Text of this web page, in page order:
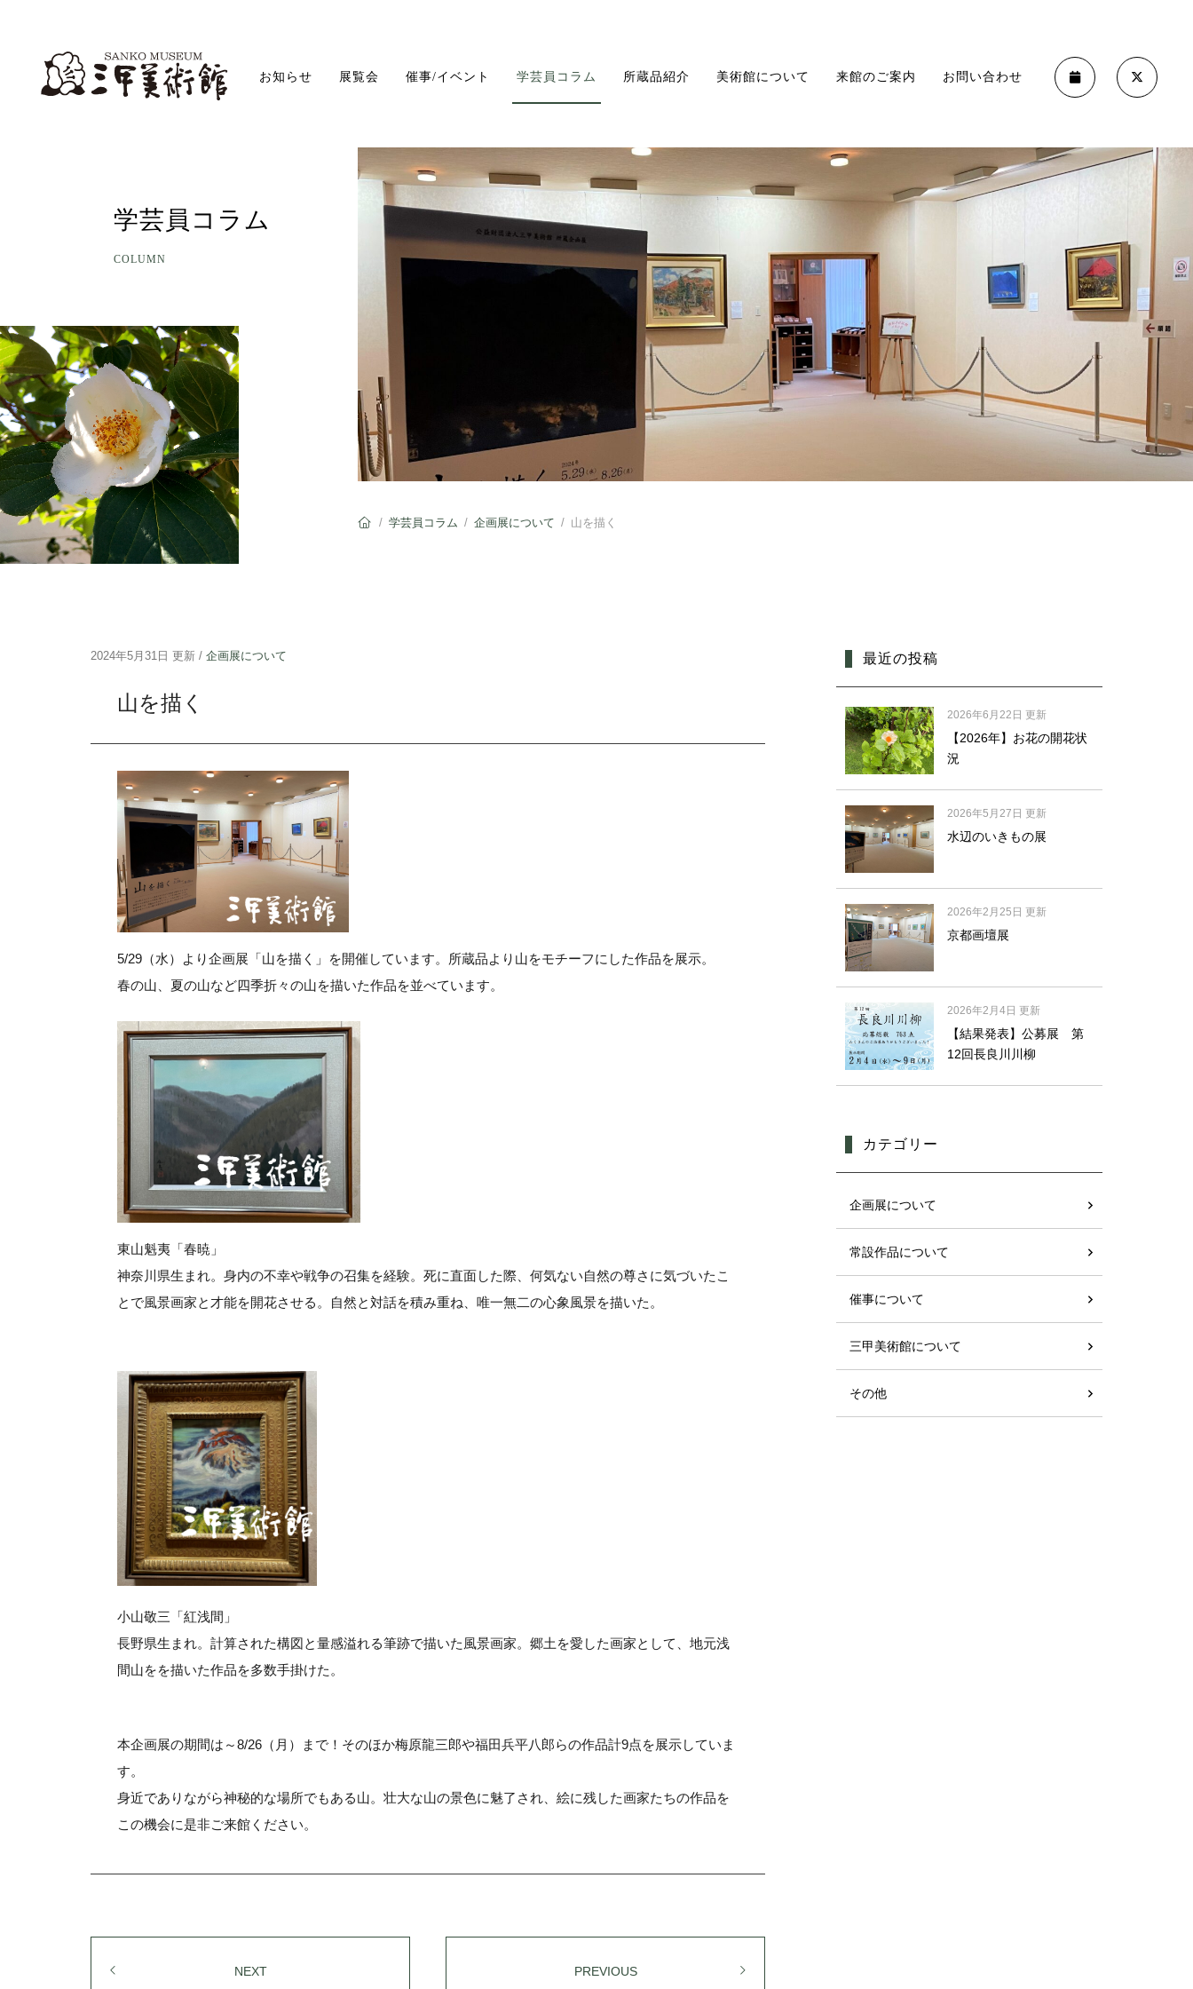
お知らせ 展覧会 催事/イベント 学芸員コラム 所蔵品紹介 美術館について 来館のご案内 お問い合わせ
学芸員コラム
COLUMN
/学芸員コラム /企画展について / 山を描く
2024年5月31日 更新 / 企画展について
山を描く
5/29（水）より企画展「山を描く」を開催しています。所蔵品より山をモチーフにした作品を展示。
春の山、夏の山など四季折々の山を描いた作品を並べています。
東山魁夷「春暁」
神奈川県生まれ。身内の不幸や戦争の召集を経験。死に直面した際、何気ない自然の尊さに気づいたこ
とで風景画家と才能を開花させる。自然と対話を積み重ね、唯一無二の心象風景を描いた。
小山敬三「紅浅間」
長野県生まれ。計算された構図と量感溢れる筆跡で描いた風景画家。郷土を愛した画家として、地元浅
間山をを描いた作品を多数手掛けた。
本企画展の期間は～8/26（月）まで！そのほか梅原龍三郎や福田兵平八郎らの作品計9点を展示していま
す。
身近でありながら神秘的な場所でもある山。壮大な山の景色に魅了され、絵に残した画家たちの作品を
この機会に是非ご来館ください。
NEXT PREVIOUS
最近の投稿
2026年6月22日 更新
【2026年】お花の開花状
況
2026年5月27日 更新
水辺のいきもの展
2026年2月25日 更新
京都画壇展
2026年2月4日 更新
【結果発表】公募展 第
12回長良川川柳
カテゴリー
企画展について
常設作品について
催事について
三甲美術館について
その他